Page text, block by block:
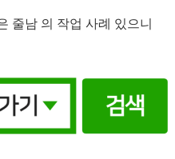
줄남 의 작업 사례 있으니